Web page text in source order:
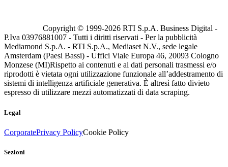
Copyright © 1999-2026 RTI S.p.A. Business Digital -
P.Iva 03976881007 - Tutti i diritti riservati - Per la pubblicità
Mediamond S.p.A. - RTI S.p.A., Mediaset N.V., sede legale
Amsterdam (Paesi Bassi) - Uffici Viale Europa 46, 20093 Cologno
Monzese (MI)Rispetto ai contenuti e ai dati personali trasmessi e/o
riprodotti è vietata ogni utilizzazione funzionale all’addestramento di
sistemi di intelligenza artificiale generativa. È altresì fatto divieto
espresso di utilizzare mezzi automatizzati di data scraping.
Legal
CorporatePrivacy PolicyCookie Policy
Sezioni